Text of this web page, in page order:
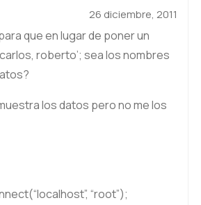
26 diciembre, 2011
que en lugar de poner un
roberto’; sea los nombres
los datos pero no me los
“root”);